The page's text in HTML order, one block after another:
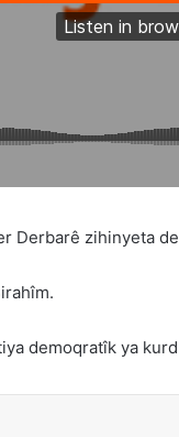
Derbarê zihinyeta
demoqratîk ya